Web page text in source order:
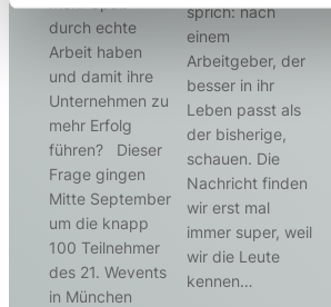
durch echte
Arbeit haben
und damit ihre
Unternehmen zu
mehr Erfolg
führen? Dieser
Frage gingen
Mitte September
um die knapp
100 Teilnehmer
des 21. Wevents
in München
sprich: nach
einem
Arbeitgeber, der
besser in ihr
Leben passt als
der bisherige,
schauen. Die
Nachricht finden
wir erst mal
immer super, weil
wir die Leute
kennen…